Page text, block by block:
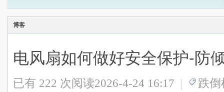
博客
电风扇如何做好安全保护-防
已有 222 次阅读2026-4-24 16:17 | 跌倒